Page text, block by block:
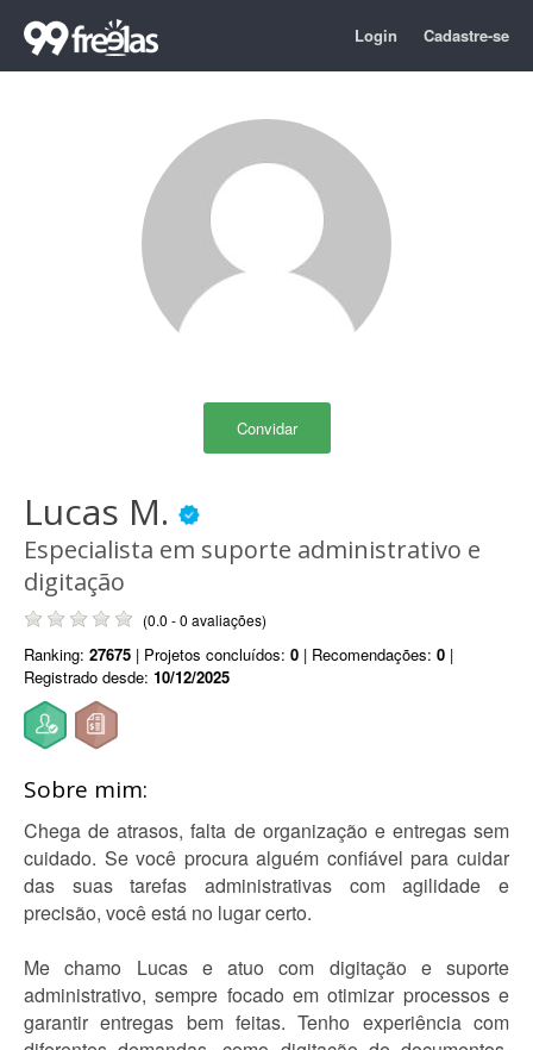
Login Cadastre-se
Convidar
Lucas M.
Especialista em suporte administrativo e
digitação
(0.0 - 0 avaliações)
Ranking: 27675 | Projetos concluídos: 0 | Recomendações: 0 |
Registrado desde: 10/12/2025
Sobre mim:
Chega de atrasos, falta de organização e entregas sem
cuidado. Se você procura alguém confiável para cuidar
das suas tarefas administrativas com agilidade e
precisão, você está no lugar certo.
Me chamo Lucas e atuo com digitação e suporte
administrativo, sempre focado em otimizar processos e
garantir entregas bem feitas. Tenho experiência com